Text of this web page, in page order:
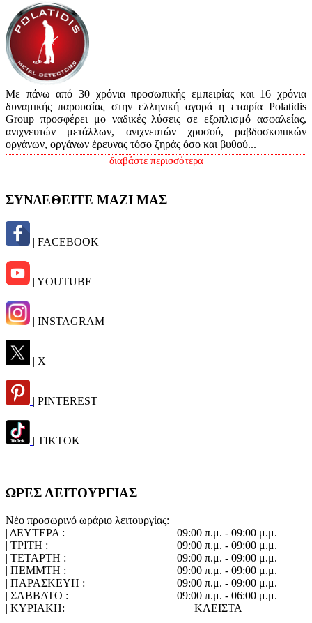
Με πάνω από 30 χρόνια προσωπικής εμπειρίας και 16 χρόνια
δυναμικής παρουσίας στην ελληνική αγορά η εταιρία Polatidis
Group προσφέρει μο ναδικές λύσεις σε εξοπλισμό ασφαλείας,
ανιχνευτών μετάλλων, ανιχνευτών χρυσού, ραβδοσκοπικών
οργάνων, οργάνων έρευνας τόσο ξηράς όσο και βυθού...
διαβάστε περισσότερα
ΣΥΝΔΕΘΕΙΤΕ ΜΑΖΙ ΜΑΣ
| FACEBOOK
| YOUTUBE
| INSTAGRAM
| X
| PINTEREST
| TIKTOK
ΩΡΕΣ ΛΕΙΤΟΥΡΓΙΑΣ
Νέο προσωρινό ωράριο λειτουργίας:
| ΔΕΥΤΕΡΑ :
09:00 π.μ. - 09:00 μ.μ.
| ΤΡΙΤΗ :
09:00 π.μ. - 09:00 μ.μ.
| ΤΕΤΑΡΤΗ :
09:00 π.μ. - 09:00 μ.μ.
| ΠΕΜΜΤΗ :
09:00 π.μ. - 09:00 μ.μ.
| ΠΑΡΑΣΚΕΥΗ :
09:00 π.μ. - 09:00 μ.μ.
| ΣΑΒΒΑΤΟ :
09:00 π.μ. - 06:00 μ.μ.
| ΚΥΡΙΑΚΗ:
ΚΛΕΙΣΤΑ